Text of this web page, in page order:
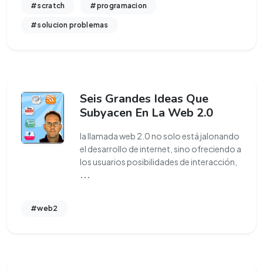
#scratch #programacion
#solucion problemas
Seis Grandes Ideas Que
Subyacen En La Web 2.0
la llamada web 2.0 no solo está jalonando
el desarrollo de internet, sino ofreciendo a
los usuarios posibilidades de interacción,
...
#web2